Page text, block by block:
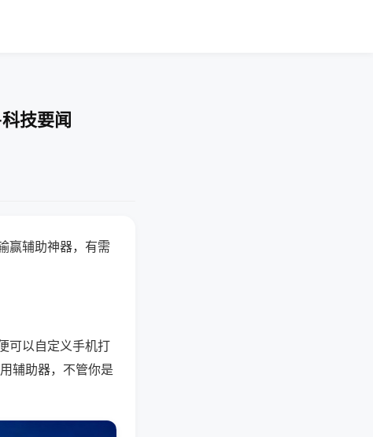
技要闻
赢辅助神器，有需
可以自定义手机打
辅助器，不管你是